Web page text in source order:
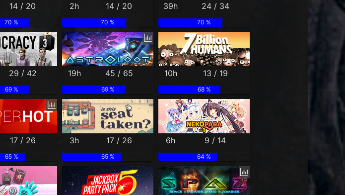
14 / 20
70 %
2h 14 / 20
70 %
39h 24 / 34
70 %
29 / 42
69 %
19h 45 / 65
69 %
10h 13 / 19
68 %
17 / 26
65 %
3h 17 / 26
65 %
6h 9 / 14
64 %